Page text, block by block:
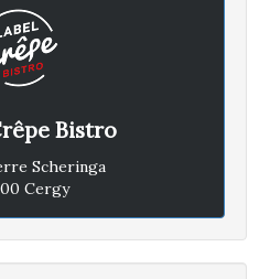
Bistro
Scheringa
Cergy